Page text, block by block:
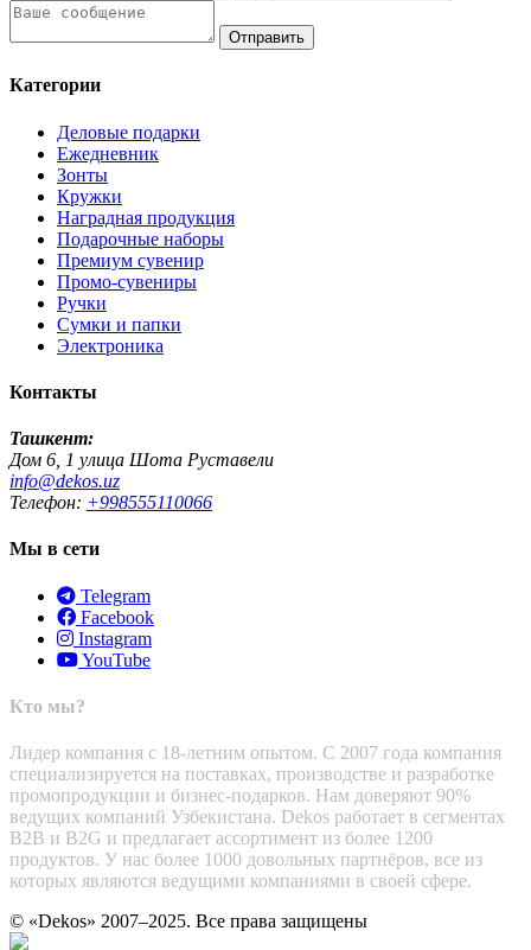
Отправить
Категории
Деловые подарки
Ежедневник
Зонты
Кружки
Наградная продукция
Подарочные наборы
Премиум сувенир
Промо-сувениры
Ручки
Сумки и папки
Электроника
Контакты
Ташкент:
Дом 6, 1 улица Шота Руставели
info@dekos.uz
Телефон: +998555110066
Мы в сети
Telegram
Facebook
Instagram
YouTube
Кто мы?
Лидер компания с 18-летним опытом. С 2007 года компания
специализируется на поставках, производстве и разработке
промопродукции и бизнес-подарков. Нам доверяют 90%
ведущих компаний Узбекистана. Dekos работает в сегментах
B2B и B2G и предлагает ассортимент из более 1200
продуктов. У нас более 1000 довольных партнёров, все из
которых являются ведущими компаниями в своей сфере.
© «Dekos» 2007–2025. Все права защищены